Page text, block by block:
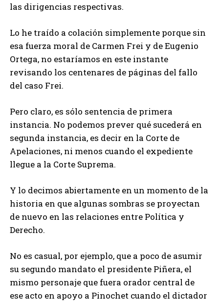
las dirigencias respectivas.
Lo he traído a colación simplemente porque sin
esa fuerza moral de Carmen Frei y de Eugenio
Ortega, no estaríamos en este instante
revisando los centenares de páginas del fallo
del caso Frei.
Pero claro, es sólo sentencia de primera
instancia. No podemos prever qué sucederá en
segunda instancia, es decir en la Corte de
Apelaciones, ni menos cuando el expediente
llegue a la Corte Suprema.
Y lo decimos abiertamente en un momento de la
historia en que algunas sombras se proyectan
de nuevo en las relaciones entre Política y
Derecho.
No es casual, por ejemplo, que a poco de asumir
su segundo mandato el presidente Piñera, el
mismo personaje que fuera orador central de
ese acto en apoyo a Pinochet cuando el dictador